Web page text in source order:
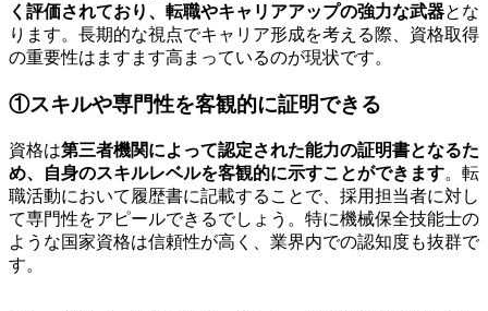
く評価されており、転職やキャリアアップの強力な武器とな
ります。長期的な視点でキャリア形成を考える際、資格取得
の重要性はますます高まっているのが現状です。
①スキルや専門性を客観的に証明できる
資格は第三者機関によって認定された能力の証明書となるた
め、自身のスキルレベルを客観的に示すことができます。転
職活動において履歴書に記載することで、採用担当者に対し
て専門性をアピールできるでしょう。特に機械保全技能士の
ような国家資格は信頼性が高く、業界内での認知度も抜群で
す。